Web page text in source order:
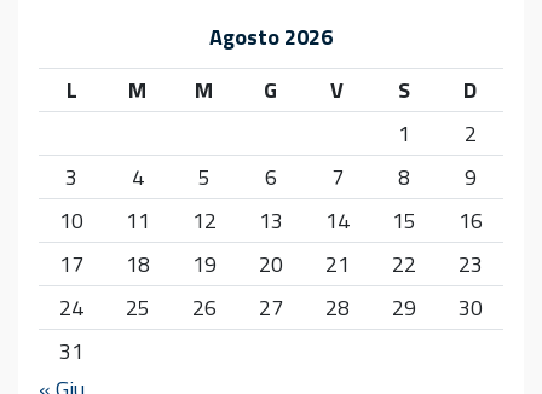
Agosto 2026
L
M M G V S
D
1
2
3
4 5 6 7 8
9
10
11 12 13 14 15
16
17
18 19 20 21 22
23
24
25 26 27 28 29
30
31